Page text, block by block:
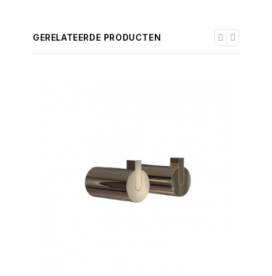
GERELATEERDE PRODUCTEN